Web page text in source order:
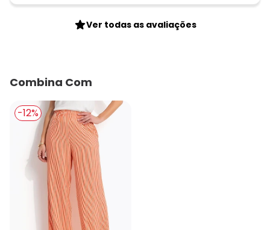
Ver todas as avaliações
Combina Com
-12%